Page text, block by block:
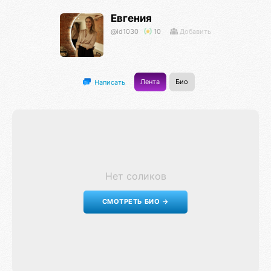
Евгения
@id1030 10 Добавить
Написать Лента Био
Нет соликов
СМОТРЕТЬ БИО →